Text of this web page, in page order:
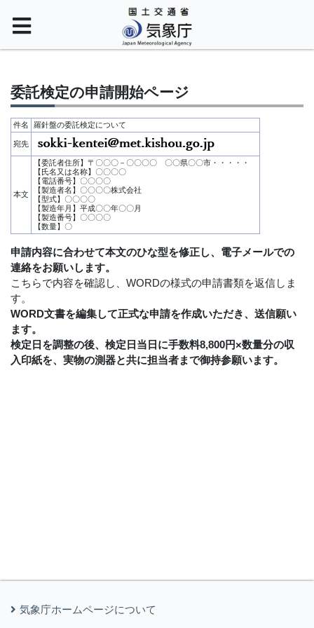
委託検定の申請開始ページ
件名 羅針盤の委託検定について
宛先
本文
【委託者住所】〒〇〇〇－〇〇〇〇 〇〇県〇〇市・・・・・
【氏名又は名称】〇〇〇〇
【電話番号】〇〇〇〇
【製造者名】〇〇〇〇株式会社
【型式】〇〇〇〇
【製造年月】平成〇〇年〇〇月
【製造番号】〇〇〇〇
【数量】〇
申請内容に合わせて本文のひな型を修正し、電子メールでの
連絡をお願いします。
こちらで内容を確認し、WORDの様式の申請書類を返信しま
す。
WORD文書を編集して正式な申請を作成いただき、送信願い
ます。
検定日を調整の後、検定日当日に手数料8,800円×数量分の収
入印紙を、実物の測器と共に担当者まで御持参願います。
気象庁ホームページについて